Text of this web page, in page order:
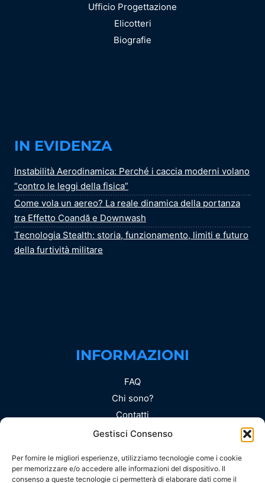
Gestisci Consenso
Per fornire le migliori esperienze, utilizziamo tecnologie come i cookie
per memorizzare e/o accedere alle informazioni del dispositivo. Il
consenso a queste tecnologie ci permetterà di elaborare dati come il
Ufficio Progettazione
Elicotteri
Biografie
IN EVIDENZA
Instabilità Aerodinamica: Perché i caccia moderni volano
“contro le leggi della fisica”
Come vola un aereo? La reale dinamica della portanza
tra Effetto Coandă e Downwash
Tecnologia Stealth: storia, funzionamento, limiti e futuro
della furtività militare
INFORMAZIONI
FAQ
Chi sono?
Contatti
Privacy Policy (UE)
Copyright e Licenze